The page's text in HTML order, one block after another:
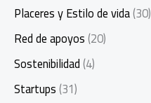
Placeres y Estilo de vida(30)
Red de apoyos(20)
Sostenibilidad(4)
Startups(31)